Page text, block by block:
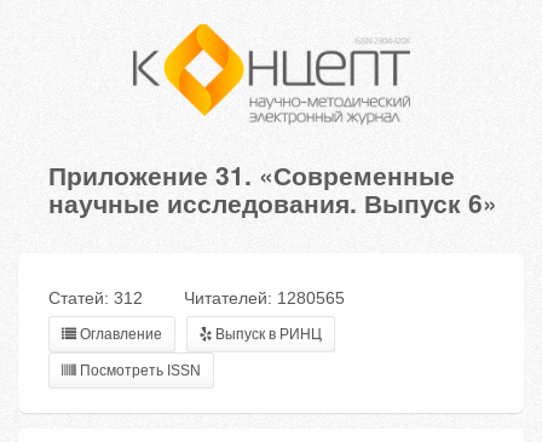
Приложение 31. «Современные
научные исследования. Выпуск 6»
Статей: 312 Читателей: 1280565
Оглавление Выпуск в РИНЦ
Посмотреть ISSN